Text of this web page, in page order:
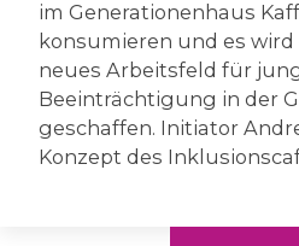
im Generationenhaus
konsumieren und es
neues Arbeitsfeld für
Beeinträchtigung in der
geschaffen. Initiator
Konzept des